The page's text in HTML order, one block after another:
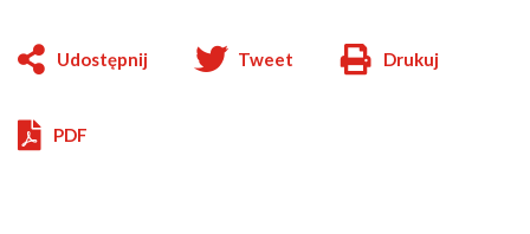
Udostępnij Tweet
Will
Drukuj
PDF